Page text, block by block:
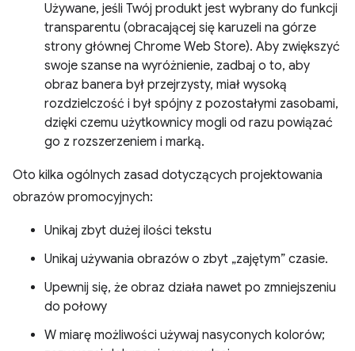
Używane, jeśli Twój produkt jest wybrany do funkcji
transparentu (obracającej się karuzeli na górze
strony głównej Chrome Web Store). Aby zwiększyć
swoje szanse na wyróżnienie, zadbaj o to, aby
obraz banera był przejrzysty, miał wysoką
rozdzielczość i był spójny z pozostałymi zasobami,
dzięki czemu użytkownicy mogli od razu powiązać
go z rozszerzeniem i marką.
Oto kilka ogólnych zasad dotyczących projektowania
obrazów promocyjnych:
Unikaj zbyt dużej ilości tekstu
Unikaj używania obrazów o zbyt „zajętym” czasie.
Upewnij się, że obraz działa nawet po zmniejszeniu
do połowy
W miarę możliwości używaj nasyconych kolorów;